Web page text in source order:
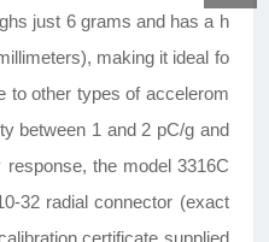
just 6 grams and has a h
making it ideal fo
to other types of accelerom
between 1 and 2 pC/g and
the model 3316C
32 radial connector (exact